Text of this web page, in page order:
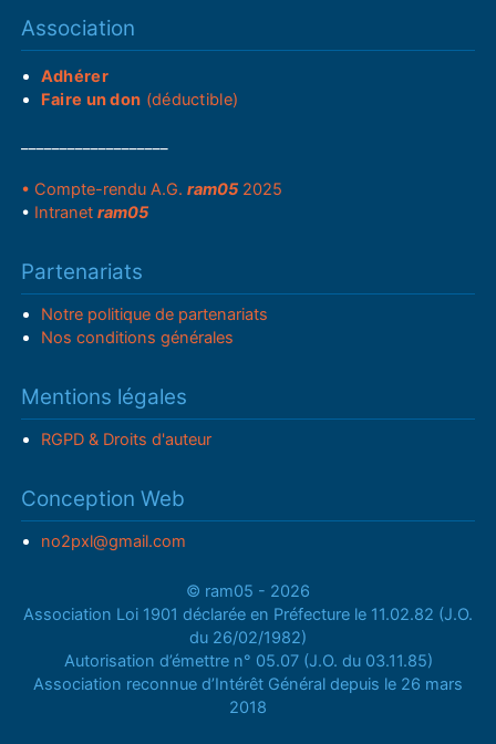
Association
Adhérer
Faire un don (déductible)
• Compte-rendu A.G.ram05 2025
• Intranetram05
Partenariats
Notre politique de partenariats
Nos conditions générales
Mentions légales
RGPD & Droits d'auteur
Conception Web
no2pxl@gmail.com
© ram05 - 2026
Association Loi 1901 déclarée en Préfecture le 11.02.82 (J.O.
du 26/02/1982)
Autorisation d’émettre n° 05.07 (J.O. du 03.11.85)
Association reconnue d’Intérêt Général depuis le 26 mars
2018